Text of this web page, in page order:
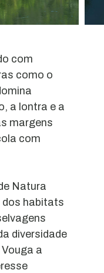
com
como o
a lontra e a
margens
com
Natura
dos habitats
diversidade
a